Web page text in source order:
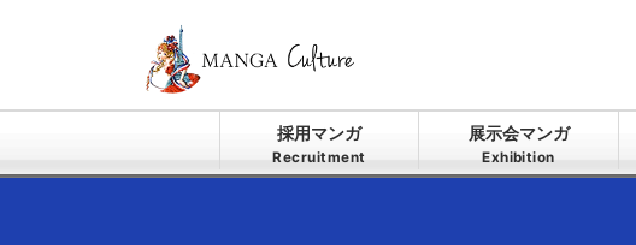
採用マンガ
Recruitment
展示会マンガ
Exhibition